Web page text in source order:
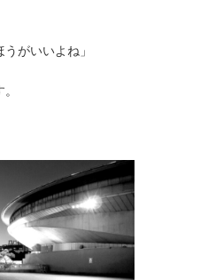
がいいよね」